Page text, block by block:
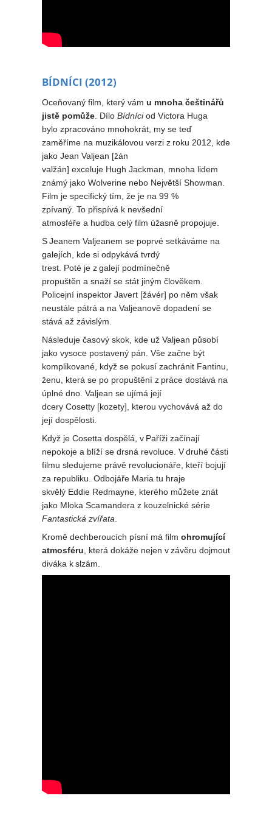
BÍDNÍCI (2012)
Oceňovaný film, který vám u mnoha češtinářů
jistě pomůže. Dílo Bídníciod Victora Huga
bylo zpracováno mnohokrát, my se teď
zaměříme na muzikálovou verzi z roku 2012, kde
jako Jean Valjean [žán
valžán] exceluje Hugh Jackman, mnoha lidem
známý jako Wolverine nebo Největší Showman.
Film je specifický tím, že je na 99 %
zpívaný. To přispívá k nevšední
atmosféře a hudba celý film úžasně propojuje.
S Jeanem Valjeanem se poprvé setkáváme na
galejích, kde si odpykává tvrdý
trest. Poté je z galejí podmínečně
propuštěn a snaží se stát jiným člověkem.
Policejní inspektor Javert [žávér] po něm však
neustále pátrá a na Valjeanově dopadení se
stává až závislým.
Následuje časový skok, kde už Valjean působí
jako vysoce postavený pán. Vše začne být
komplikované, když se pokusí zachránit Fantinu,
ženu, která se po propuštění z práce dostává na
úplné dno. Valjean se ujímá její
dcery Cosetty [kozety], kterou vychovává až do
její dospělosti.
Když je Cosetta dospělá, v Paříži začínají
nepokoje a blíží se drsná revoluce. V druhé části
filmu sledujeme právě revolucionáře, kteří bojují
za republiku. Odbojáře Maria tu hraje
skvělý Eddie Redmayne, kterého můžete znát
jako Mloka Scamandera z kouzelnické série
Fantastická zvířata.
Kromě dechberoucích písní má film ohromující
atmosféru, která dokáže nejen v závěru dojmout
diváka k slzám.